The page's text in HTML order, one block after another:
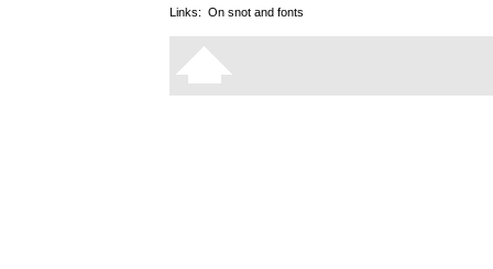
Links: On snot and fonts